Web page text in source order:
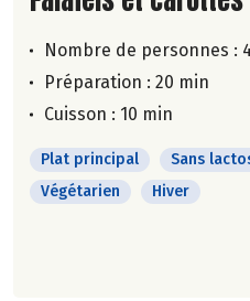
Nombre de personnes :
Préparation : 20 min
Cuisson : 10 min
Plat principal Sans
Végétarien
Hiver